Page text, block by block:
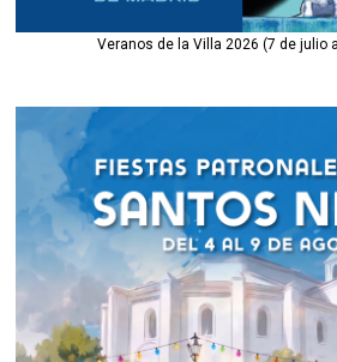
Veranos de la Villa 2026 (7 de julio